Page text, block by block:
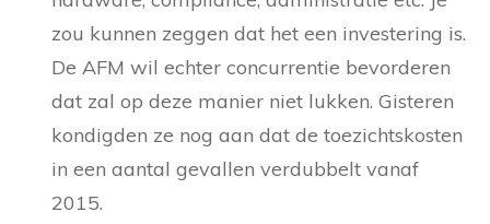
zou kunnen zeggen dat het een investering is.
De AFM wil echter concurrentie bevorderen
dat zal op deze manier niet lukken. Gisteren
kondigden ze nog aan dat de toezichtskosten
in een aantal gevallen verdubbelt vanaf
2015.